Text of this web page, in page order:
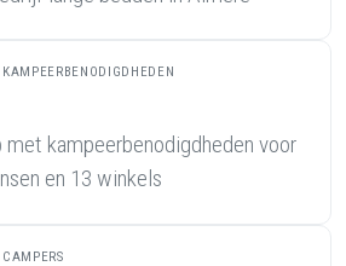
KAMPEERBENODIGDHEDEN
met kampeerbenodigdheden voor
en 13 winkels
CAMPERS